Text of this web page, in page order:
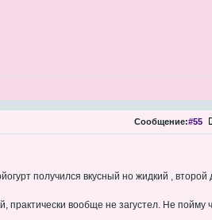
Сообщение:#55
получился вкусный но жидкий ,
практически вообще не загустел. Не пойму